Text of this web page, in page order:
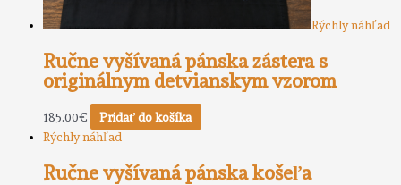
Rýchly náhľad
Ručne vyšívaná pánska zástera s
originálnym detvianskym vzorom
185.00€
Pridať do košíka
Rýchly náhľad
Ručne vyšívaná pánska košeľa